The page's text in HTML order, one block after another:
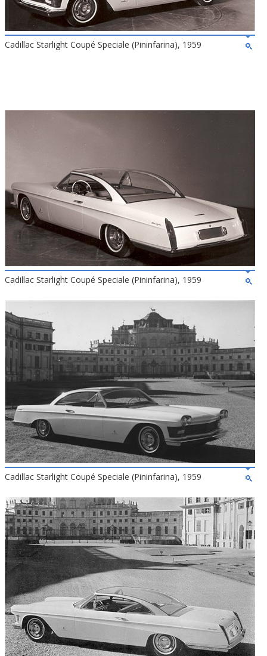
Cadillac Starlight Coupé Speciale (Pininfarina), 1959
Cadillac Starlight Coupé Speciale (Pininfarina), 1959
Cadillac Starlight Coupé Speciale (Pininfarina), 1959